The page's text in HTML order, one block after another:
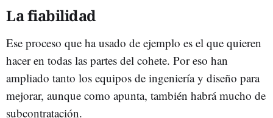
La fiabilidad
Ese proceso que ha usado de ejemplo es el que quieren
hacer en todas las partes del cohete. Por eso han
ampliado tanto los equipos de ingeniería y diseño para
mejorar, aunque como apunta, también habrá mucho de
subcontratación.